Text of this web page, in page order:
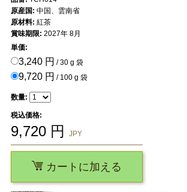
原産国: 中国、雲南省
原材料: 紅茶
賞味期限: 2027年 8月
単価:
3,240 円 / 30 g 袋
9,720 円 / 100 g 袋
数量:
税込価格:
9,720円 JPY
カートに加える